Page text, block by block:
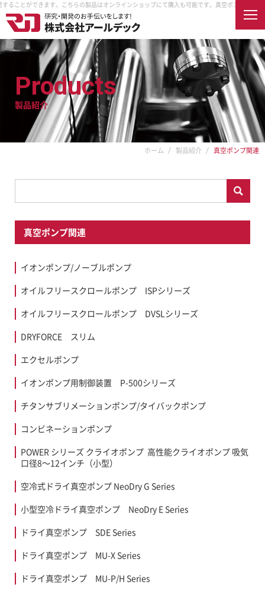
ことができます。こちらの製品はオンラインショップにて購入も可能です。真空ポンプ関連 製
English
ホーム 会社案内
企業情報
企業理念
取扱メーカー
アクセス
真空とは
採用情報
Products
製品紹介
ホーム 製品紹介 真空ポンプ関連
真空ポンプ関連
イオンポンプ/ノーブルポンプ
オイルフリースクロールポンプ ISPシリーズ
オイルフリースクロールポンプ DVSLシリーズ
DRYFORCE スリム
エクセルポンプ
イオンポンプ用制御装置 P-500シリーズ
チタンサブリメーションポンプ/タイバックポンプ
コンビネーションポンプ
POWER シリーズ クライオポンプ 高性能クライオポンプ 吸気
口径8～12インチ（小型）
空冷式ドライ真空ポンプ NeoDry G Series
小型空冷ドライ真空ポンプ NeoDry E Series
ドライ真空ポンプ SDE Series
ドライ真空ポンプ MU-X Series
ドライ真空ポンプ MU-P/H Series